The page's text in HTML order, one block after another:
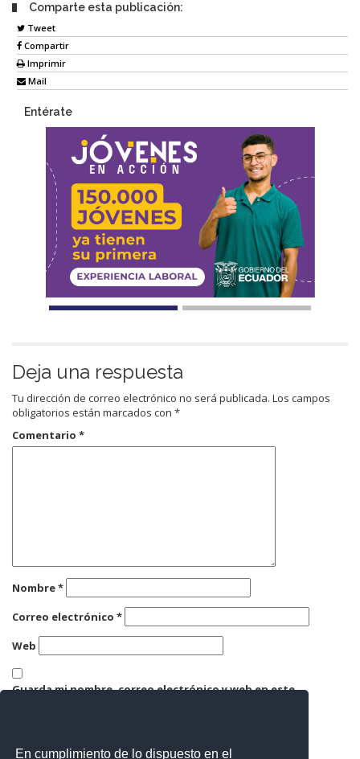
En cumplimiento de lo dispuesto en el
Comparte esta publicación:
Tweet
Compartir
Imprimir
Mail
Entérate
Deja una respuesta
Tu dirección de correo electrónico no será publicada. Los campos
obligatorios están marcados con *
Comentario *
Nombre*
Correo electrónico *
Web
Guarda mi nombre, correo electrónico y web en este